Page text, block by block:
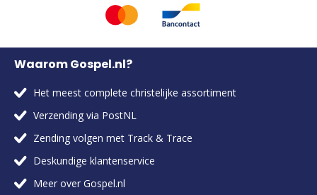
Waarom Gospel.nl?
Het meest complete christelijke assortiment
Verzending via PostNL
Zending volgen met Track & Trace
Deskundige klantenservice
Meer over Gospel.nl